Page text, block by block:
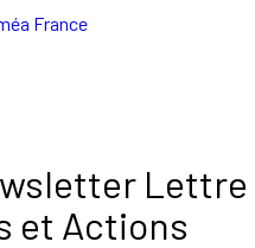
France
Lettre
et Actions